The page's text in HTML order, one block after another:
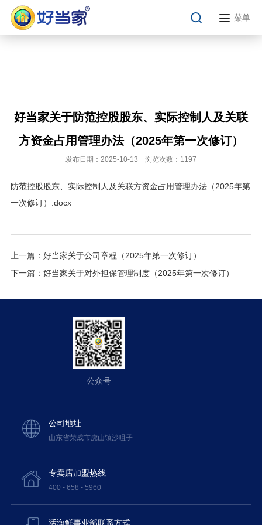
菜单
在线留言
招股书
公司治理
好当家关于防范控股股东、实际控制人及关联
方资金占用管理办法（2025年第一次修订）
发布日期：2025-10-13 浏览次数：1197
防范控股股东、实际控制人及关联方资金占用管理办法（2025年第
一次修订）.docx
上一篇： 好当家关于公司章程（2025年第一次修订）
下一篇： 好当家关于对外担保管理制度（2025年第一次修订）
公众号
公司地址
山东省荣成市虎山镇沙咀子
专卖店加盟热线
400 - 658 - 5960
活海鲜事业部联系方式